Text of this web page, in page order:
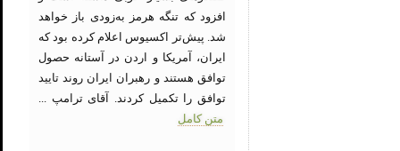
افزود که تنگه هرمز به‌زودی باز خواهد
شد. پیش‌تر اکسیوس اعلام کرده بود که
ایران، آمریکا و اردن در آستانه حصول
توافق هستند و رهبران ایران روند تایید
توافق را تکمیل کردند. آقای ترامپ ...
متن کامل